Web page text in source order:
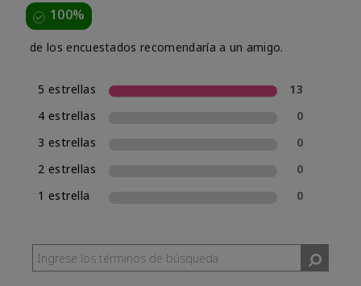
100%
de los encuestados recomendaría a un amigo.
5 estrellas
13
4 estrellas
0
3 estrellas
0
2 estrellas
0
1 estrella
0